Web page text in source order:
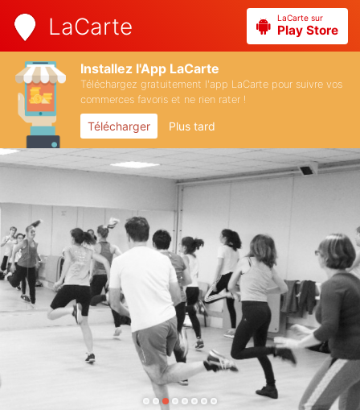
LaCarte LaCarte sur
Play Store
Installez l'App LaCarte
Téléchargez gratuitement l'app LaCarte pour suivre vos
commerces favoris et ne rien rater !
Télécharger Plus tard